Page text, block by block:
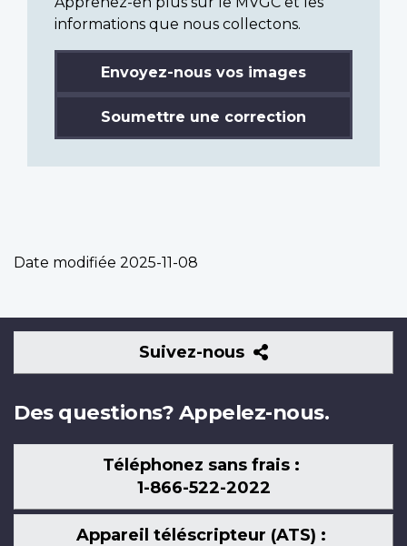
informations que nous collectons.
Envoyez-nous vos images
Soumettre une correction
Date modifiée 2025-11-08
Suivez-nous
Suivez-
nous
Des questions? Appelez-nous.
Téléphonez sans frais :
1-866-522-2022
Appareil téléscripteur (ATS) :